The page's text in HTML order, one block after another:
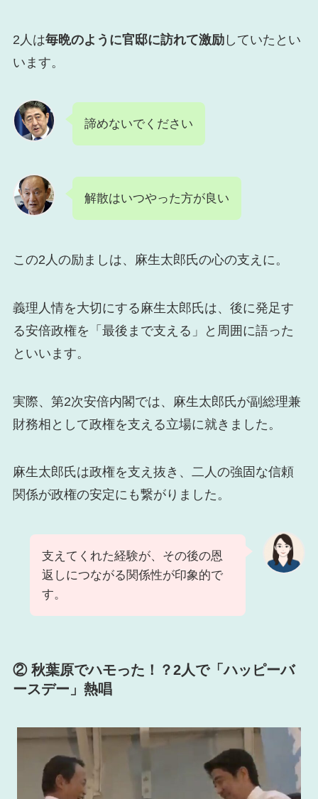
2人は毎晩のように官邸に訪れて激励していたとい
います。
諦めないでください
解散はいつやった方が良い
この2人の励ましは、麻生太郎氏の心の支えに。
義理人情を大切にする麻生太郎氏は、後に発足す
る安倍政権を「最後まで支える」と周囲に語った
といいます。
実際、第2次安倍内閣では、麻生太郎氏が副総理兼
財務相として政権を支える立場に就きました。
麻生太郎氏は政権を支え抜き、二人の強固な信頼
関係が政権の安定にも繋がりました。
支えてくれた経験が、その後の恩
返しにつながる関係性が印象的で
す。
② 秋葉原でハモった！？2人で「ハッピーバ
ースデー」熱唱